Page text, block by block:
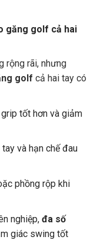
găng golf cả hai
rộng rãi, nhưng
golf cả hai tay có
tốt hơn và giảm
và hạn chế đau
phồng rộp khi
nghiệp, đa số
giác swing tốt